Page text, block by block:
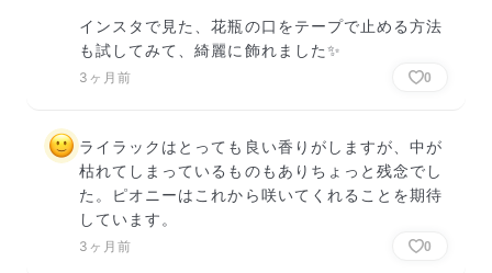
インスタで見た、花瓶の口をテープで止める方法
も試してみて、綺麗に飾れました✨
3ヶ月前 0
ライラックはとっても良い香りがしますが、中が
枯れてしまっているものもありちょっと残念でし
た。ピオニーはこれから咲いてくれることを期待
しています。
3ヶ月前 0